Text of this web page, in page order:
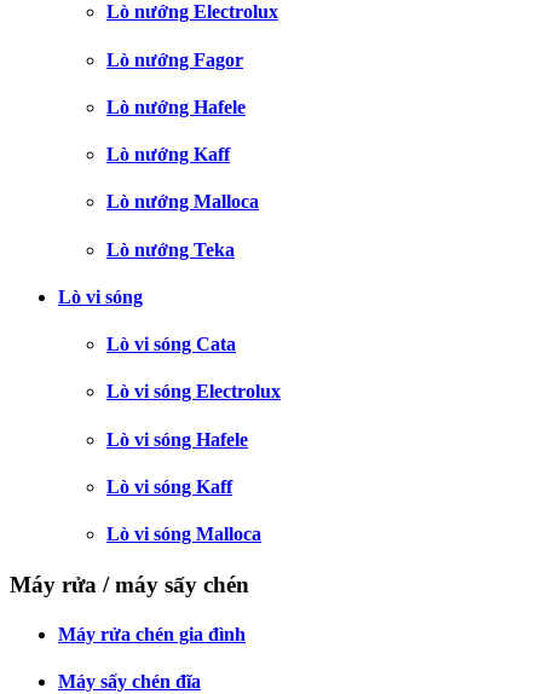
Lò nướng Electrolux
Lò nướng Fagor
Lò nướng Hafele
Lò nướng Kaff
Lò nướng Malloca
Lò nướng Teka
Lò vi sóng
Lò vi sóng Cata
Lò vi sóng Electrolux
Lò vi sóng Hafele
Lò vi sóng Kaff
Lò vi sóng Malloca
Máy rửa / máy sấy chén
Máy rửa chén gia đình
Máy sấy chén đĩa